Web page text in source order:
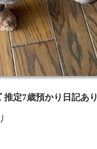
推定7歳預かり日記あり